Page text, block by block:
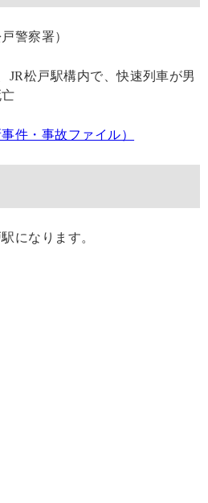
警察署）
JR松戸駅構内で、快速列車が男
件・事故ファイル）
になります。